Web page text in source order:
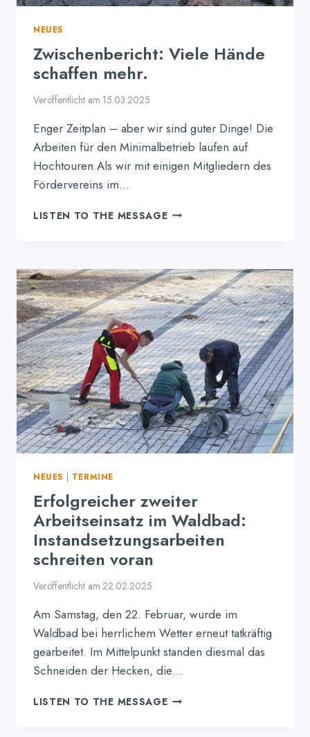
NEUES
Zwischenbericht: Viele Hände
schaffen mehr.
Veröffentlicht am 15.03.2025
Enger Zeitplan – aber wir sind guter Dinge! Die
Arbeiten für den Minimalbetrieb laufen auf
Hochtouren.Als wir mit einigen Mitgliedern des
Fördervereins im…
LISTEN TO THE MESSAGEZWISCHENBERICHT:
MEHR.
NEUES TERMINE
Erfolgreicher zweiter
Arbeitseinsatz im Waldbad:
Instandsetzungsarbeiten
schreiten voran
Veröffentlicht am 22.02.2025
Am Samstag, den 22. Februar, wurde im
Waldbad bei herrlichem Wetter erneut tatkräftig
gearbeitet. Im Mittelpunkt standen diesmal das
Schneiden der Hecken, die…
LISTEN TO THE MESSAGEERFOLGREICHER